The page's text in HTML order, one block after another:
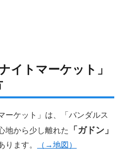
イトマーケット」
ーケット」は、「バンダルス
地から少し離れた
「ガドン」
ります。 （→地図）